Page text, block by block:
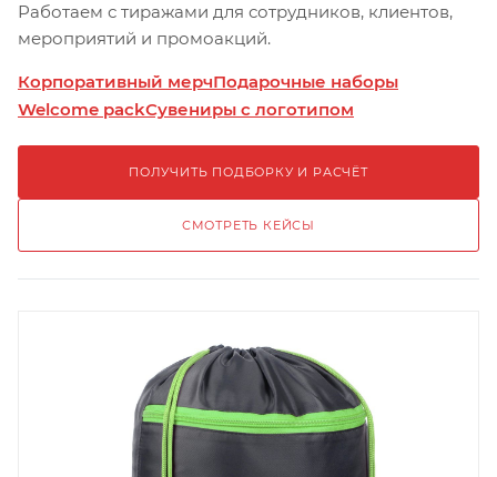
Работаем с тиражами для сотрудников, клиентов,
мероприятий и промоакций.
Корпоративный мерчПодарочные наборы
Welcome packСувениры с логотипом
ПОЛУЧИТЬ ПОДБОРКУ И РАСЧЁТ
СМОТРЕТЬ КЕЙСЫ